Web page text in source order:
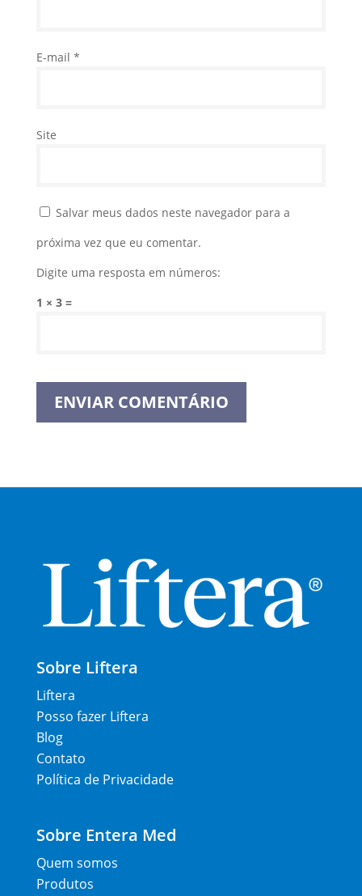
E-mail *
Site
Salvar meus dados neste navegador para a
próxima vez que eu comentar.
Digite uma resposta em números:
1 × 3 =
Sobre Liftera
Liftera
Posso fazer Liftera
Blog
Contato
Política de Privacidade
Sobre Entera Med
Quem somos
Produtos